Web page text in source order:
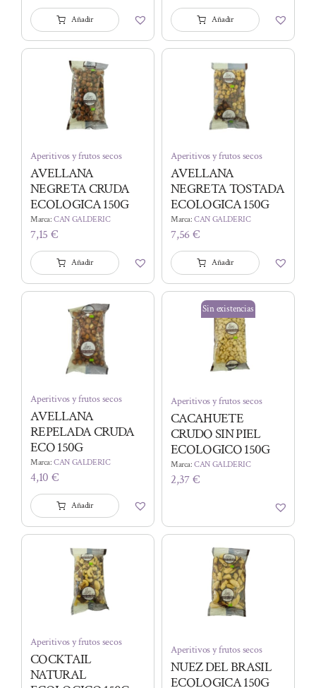
Añadir Añadir
Aperitivos y frutos secos
AVELLANA
NEGRETA CRUDA
ECOLOGICA 150G
Marca:CAN GALDERIC
7,15€
Añadir
Aperitivos y frutos secos
AVELLANA
NEGRETA TOSTADA
ECOLOGICA 150G
Marca:CAN GALDERIC
7,56€
Añadir
Aperitivos y frutos secos
AVELLANA
REPELADA CRUDA
ECO 150G
Marca:CAN GALDERIC
4,10€
Añadir
Sin existencias
Aperitivos y frutos secos
CACAHUETE
CRUDO SIN PIEL
ECOLOGICO 150G
Marca:CAN GALDERIC
2,37€
Aperitivos y frutos secos
COCKTAIL
NATURAL
Aperitivos y frutos secos
NUEZ DEL BRASIL
ECOLOGICA 150G